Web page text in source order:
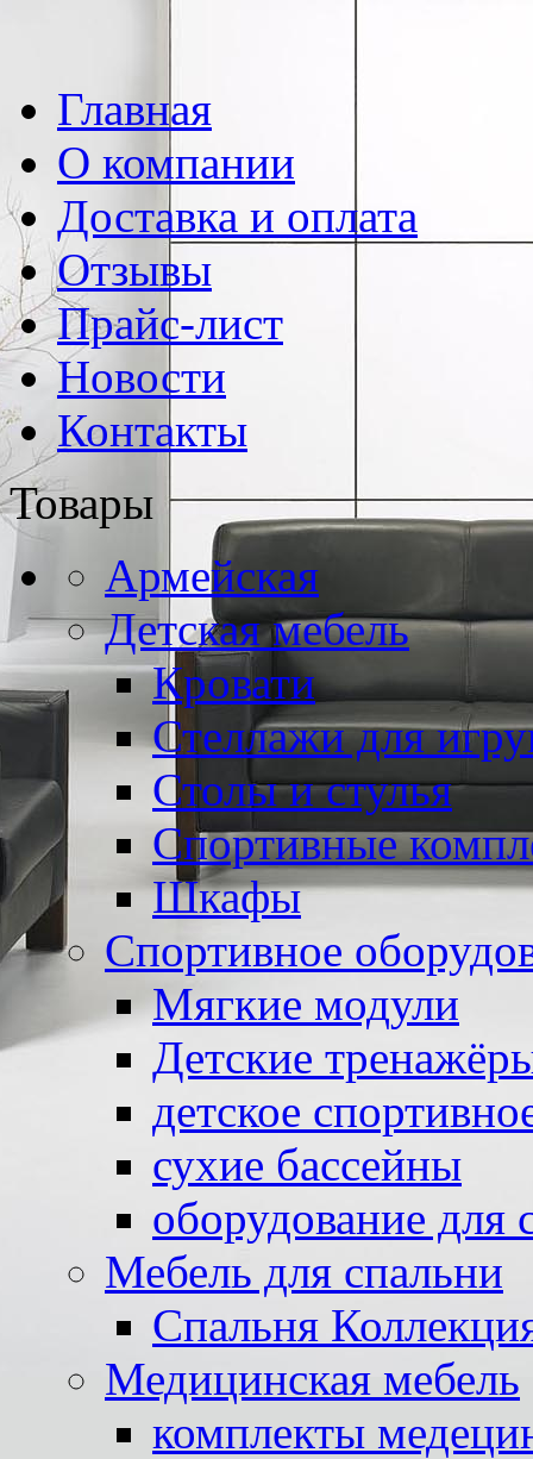
Главная
О компании
Доставка и оплата
Отзывы
Прайс-лист
Новости
Контакты
Товары
Армейская
Детская мебель
Кровати
Стеллажи для
Столы и стулья
Спортивные
Шкафы
Спортивное
Мягкие модули
Детские
детское
сухие бассейны
оборудование для
Мебель для спальни
Спальня
Медицинская мебель
комплекты